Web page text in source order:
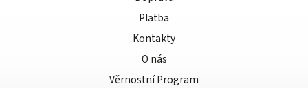
Platba
Kontakty
O nás
Věrnostní Program